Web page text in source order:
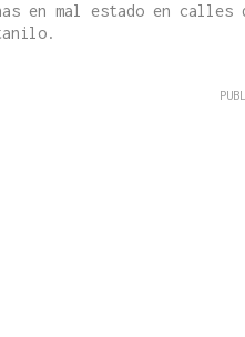
en mal estado en